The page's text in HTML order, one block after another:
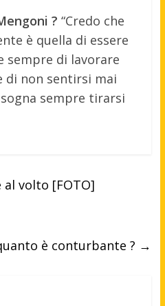
? “Credo che
è quella di essere
sempre di lavorare
di non sentirsi mai
sempre tirarsi
volto [FOTO]
è conturbante ? →